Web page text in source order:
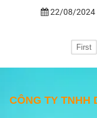
22/08/2024
First
CÔNG TY TNHH